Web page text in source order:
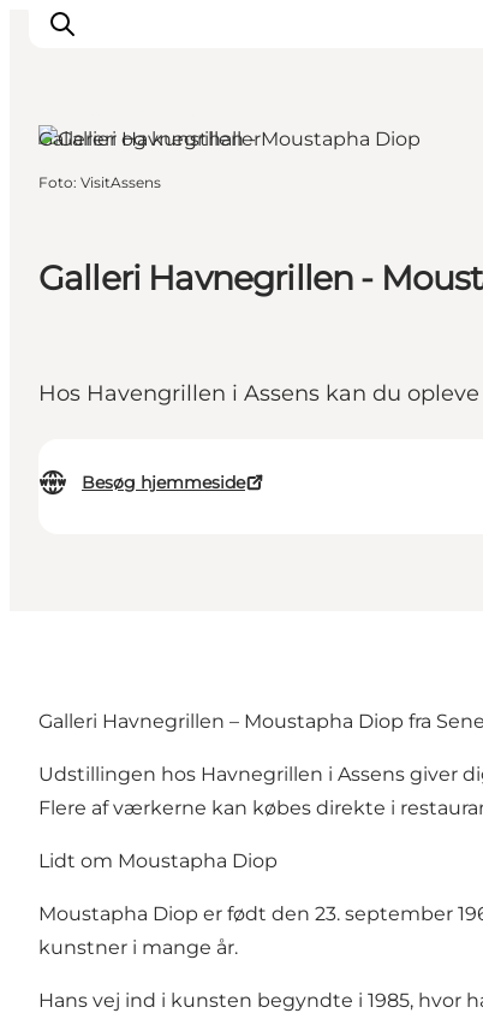
Spis & drik
Galleri Havnegrillen -
Hos Havengrillen i Assens kan du
Besøg hjemmeside
Gallerier og kunsthaller
Foto: VisitAssens
Galleri Havnegrillen – Moustapha Diop fra
Udstillingen hos Havnegrillen i Assens giver
Flere af værkerne kan købes direkte i
Lidt om Moustapha Diop
Moustapha Diop er født den 23. september
kunstner i mange år.
Hans vej ind i kunsten begyndte i 1985,